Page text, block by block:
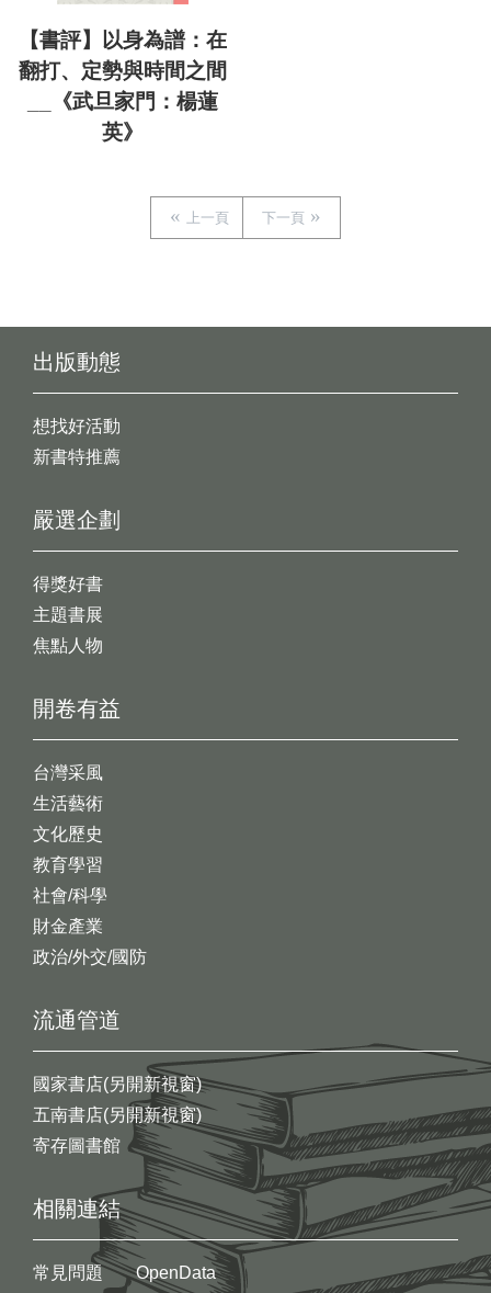
【書評】以身為譜：在
翻打、定勢與時間之間
__《武旦家門：楊蓮
英》
上一頁 下一頁
出版動態
想找好活動
新書特推薦
開卷有益
台灣采風
生活藝術
文化歷史
教育學習
社會/科學
財金產業
政治/外交/國防
嚴選企劃
得獎好書
主題書展
焦點人物
流通管道
國家書店(另開新視窗)
五南書店(另開新視窗)
寄存圖書館
相關連結
常見問題
OpenData